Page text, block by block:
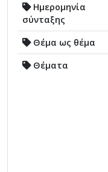
Ημερομηνία
σύνταξης
Θέμα ως θέμα
Θέματα